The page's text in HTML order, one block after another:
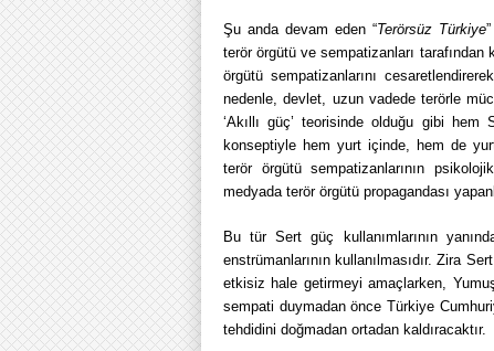
Şu anda devam eden “Terörsüz Türkiye
terör örgütü ve sempatizanları
örgütü sempatizanlarını
nedenle, devlet, uzun vadede terörle
‘Akıllı güç’ teorisinde olduğu gibi
konseptiyle hem yurt içinde, hem de
terör örgütü sempatizanlarının
medyada terör örgütü propagandası
Bu tür Sert güç kullanımlarının
enstrümanlarının kullanılmasıdır. Zira
etkisiz hale getirmeyi amaçlarken,
sempati duymadan önce Türkiye
tehdidini doğmadan ortadan kaldıracaktır.